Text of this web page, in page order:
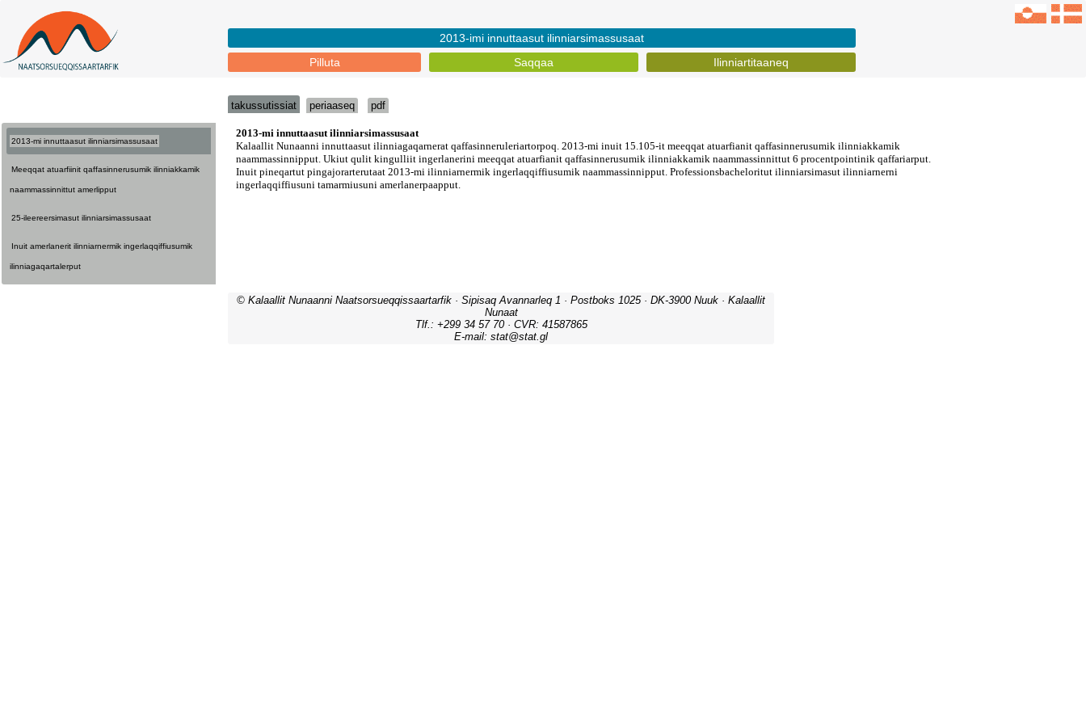
Pilluta Saqqaa Ilinniartitaaneq
2013-imi innuttaasut ilinniarsimassusaat
takussutissiat periaaseq pdf
2013-mi innuttaasut ilinniarsimassusaat
Meeqqat atuarfiinit qaffasinnerusumik ilinniakkamik
naammassinnittut amerlipput
25-ileereersimasut ilinniarsimassusaat
Inuit amerlanerit ilinniarnermik ingerlaqqiffiusumik
ilinniagaqartalerput
© Kalaallit Nunaanni Naatsorsueqqissaartarfik · Sipisaq Avannarleq 1 · Postboks 1025 · DK-3900 Nuuk · Kalaallit
Nunaat
Tlf.: +299 34 57 70 · CVR: 41587865
E-mail: stat@stat.gl